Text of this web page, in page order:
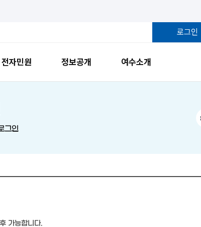
로그인
전자민원 정보공개 여수소개
그인
가능합니다.